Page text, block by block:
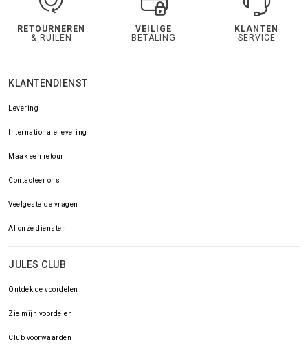
RETOURNEREN
& RUILEN
VEILIGE
BETALING
KLANTEN
SERVICE
KLANTENDIENST
Levering
Internationale levering
Maak een retour
Contacteer ons
Veelgestelde vragen
Al onze diensten
JULES CLUB
Ontdek de voordelen
Zie mijn voordelen
Club voorwaarden